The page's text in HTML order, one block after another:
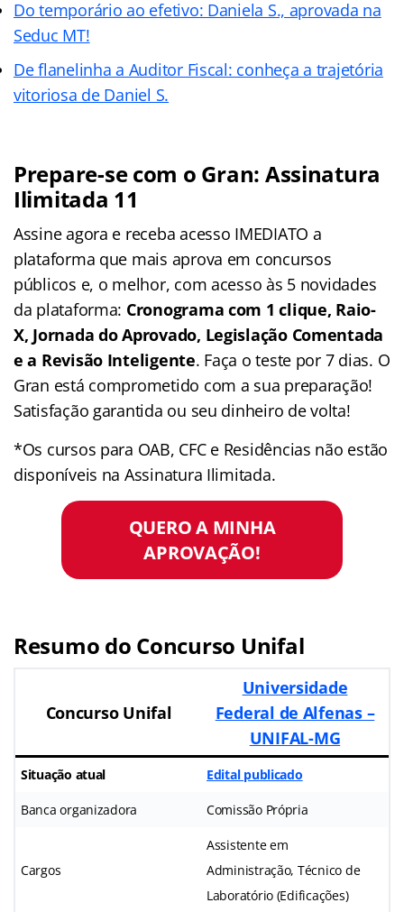
Do temporário ao efetivo: Daniela S., aprovada na
Seduc MT!
De flanelinha a Auditor Fiscal: conheça a trajetória
vitoriosa de Daniel S.
Prepare-se com o Gran: Assinatura
Ilimitada 11
Assine agora e receba acesso IMEDIATO a
plataforma que mais aprova em concursos
públicos e, o melhor, com acesso às 5 novidades
da plataforma: Cronograma com 1 clique, Raio-
X, Jornada do Aprovado, Legislação Comentada
e a Revisão Inteligente. Faça o teste por 7 dias. O
Gran está comprometido com a sua preparação!
Satisfação garantida ou seu dinheiro de volta!
*Os cursos para OAB, CFC e Residências não estão
disponíveis na Assinatura Ilimitada.
QUERO A MINHA
APROVAÇÃO!
Resumo do Concurso Unifal
Concurso Unifal
Universidade
Federal de Alfenas –
UNIFAL-MG
Situação atual Edital publicado
Banca organizadora Comissão Própria
Cargos
Assistente em
Administração, Técnico de
Laboratório (Edificações)